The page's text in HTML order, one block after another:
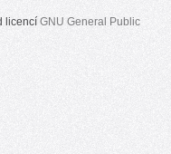
licencí GNU General Public